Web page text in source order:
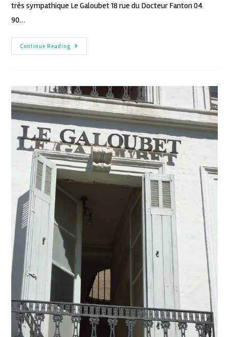
très sympathique Le Galoubet 18 rue du Docteur Fanton 04
90…
Continue Reading